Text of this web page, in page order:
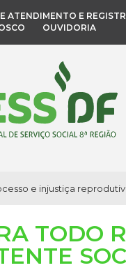
ATENDIMENTO E
OUVIDORIA
e injustiça
TODO